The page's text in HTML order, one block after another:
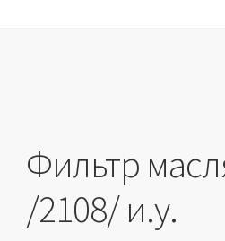
Фильтр
/2108/ и.у.